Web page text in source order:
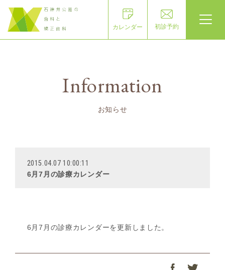
カレンダー 初診予約
Information
お知らせ
2015.04.07 10:00:11
6月7月の診療カレンダー
6月7月の診療カレンダーを更新しました。